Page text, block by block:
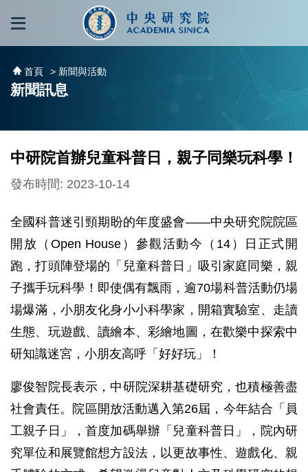
跳到主要內容區塊
首頁 > 新聞與活動
新聞訊息
中研院首辦兒童科普日，親子同樂玩科學！
發布時間: 2023-10-14
全國科普迷引頸期盼的年度盛會——中央研究院院區
開放（Open House）參觀活動今（14）日正式開
跑，打頭陣登場的「兒童科普日」吸引家庭同樂，親
子攜手玩科學！即使偶有飄雨，逾70場科普活動仍場
場爆滿，小朋友化身小小科學家，開箱實驗室、走讀
生態、玩遊戲、讀繪本、彩繪地圖，在歡樂中探索中
研知識迷宮，小朋友高呼「好好玩」！
廖俊智院長表示，中研院深耕基礎研究，也積極善盡
社會責任。院區開放活動邁入第26屆，今年結合「員
工親子日」，首度加碼舉辦「兒童科普日」，院內研
究單位和展覽館想方設法，以更故事性、遊戲化、親